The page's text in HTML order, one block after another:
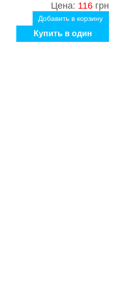
Цена: 116 грн
Добавить в корзину
Купить в один